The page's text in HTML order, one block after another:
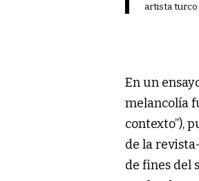
artista turco
En un
melancolía
contexto”),
de la
de fines del